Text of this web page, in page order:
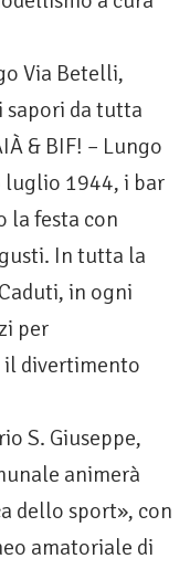
Via Betelli,
sapori da tutta
& BIF! – Lungo
luglio 1944, i bar
la festa con
In tutta la
in ogni
per
il divertimento
S. Giuseppe,
animerà
dello sport», con
amatoriale di